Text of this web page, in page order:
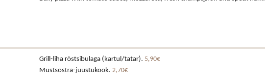
Grill-liha röstsibulaga (kartul/tatar). 5,90€
Mustsõstra-juustukook. 2,70€